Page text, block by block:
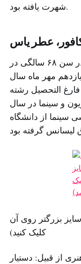
شهرت یافته بود.
عطر یاس
ژیلا مهرجویی در هشت آذر در سن ۶۸ سالگی در
مهر ماه سال
فارغ التحصیل رشته
و سینما در سال
سینما از دانشگاه
بزرگتر روی آن
کلیک کنید)
از قبیل: دستیار